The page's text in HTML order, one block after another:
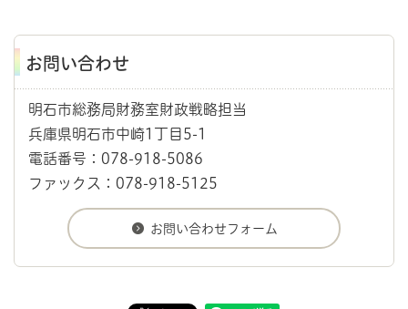
お問い合わせ
明石市総務局財務室財政戦略担当
兵庫県明石市中崎1丁目5-1
電話番号：078-918-5086
ファックス：078-918-5125